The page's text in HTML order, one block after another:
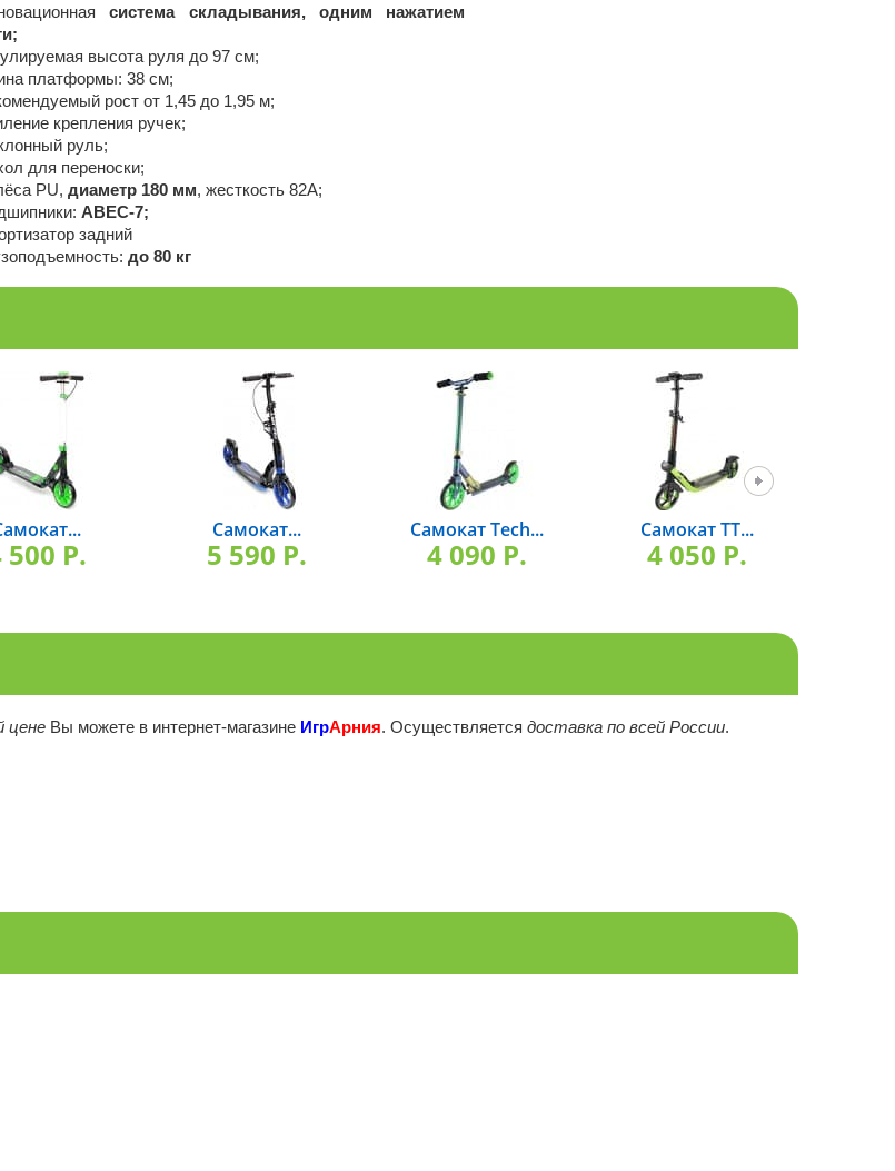
система складывания, одним нажатием
высота руля до 97 см;
платформы: 38 см;
рост от 1,45 до 1,95 м;
крепления ручек;
руль;
для переноски;
PU, диаметр 180 мм, жесткость 82А;
ABEC-7;
задний
до 80 кг
500 P.
Самокат...
5 590 P.
Самокат Tech...
4 090 P.
Самокат TT...
4 050 P.
цене Вы можете в интернет-магазине ИгрАрния. Осуществляется доставка по всей России.